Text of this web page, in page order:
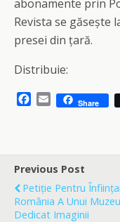
abonamente prin
Revista se găsește
presei din țară.
Distribuie:
b
o
o
k
E
l
Share
Previous Post
Petiție Pentru
România A Unui Muzeu
Dedicat Imaginii